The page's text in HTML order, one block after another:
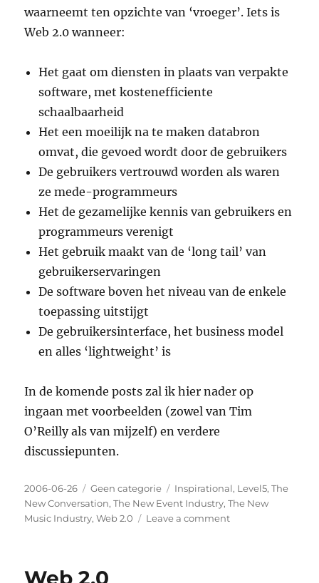
waarneemt ten opzichte van ‘vroeger’. Iets is
Web 2.0 wanneer:
Het gaat om diensten in plaats van verpakte
software, met kostenefficiente
schaalbaarheid
Het een moeilijk na te maken databron
omvat, die gevoed wordt door de gebruikers
De gebruikers vertrouwd worden als waren
ze mede-programmeurs
Het de gezamelijke kennis van gebruikers en
programmeurs verenigt
Het gebruik maakt van de ‘long tail’ van
gebruikerservaringen
De software boven het niveau van de enkele
toepassing uitstijgt
De gebruikersinterface, het business model
en alles ‘lightweight’ is
In de komende posts zal ik hier nader op
ingaan met voorbeelden (zowel van Tim
O’Reilly als van mijzelf) en verdere
discussiepunten.
Posted
on
2006-06-26 Categories
Geen categorie Tags
Inspirational, Level5,The
New Conversation,The New Event Industry,The New
Music Industry,Web 2.0 Leave a comment
Web 2.0